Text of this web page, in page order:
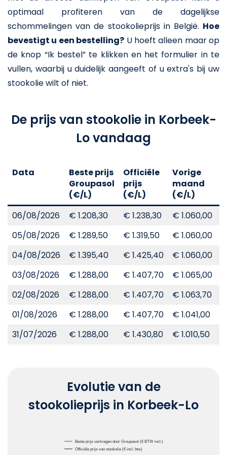
optimaal profiteren van de dagelijkse
schommelingen van de stookolieprijs in België. Hoe
bevestigt u een bestelling? U hoeft alleen maar op
de knop “Ik bestel” te klikken en het formulier in te
vullen, waarbij u duidelijk aangeeft of u extra's bij uw
stookolie wilt of niet.
De prijs van stookolie in Korbeek-
Lo vandaag
Data
Beste prijs
Groupasol
(€/L)
Officiële
prijs
(€/L)
Vorige
maand
(€/L)
06/08/2026
€ 1.208,30 € 1.238,30 € 1.060,00
05/08/2026
€ 1.289,50 € 1.319,50 € 1.060,00
04/08/2026
€ 1.395,40 € 1.425,40 € 1.060,00
03/08/2026
€ 1.288,00 € 1.407,70 € 1.065,00
02/08/2026
€ 1.288,00 € 1.407,70 € 1.063,70
01/08/2026
€ 1.288,00 € 1.407,70 € 1.041,00
31/07/2026
€ 1.288,00 € 1.430,80 € 1.010,50
Evolutie van de
stookolieprijs in Korbeek-Lo
Beste prijs verkregen door Groupasol (€ BTW incl.)
Officiële prijs van stookolie (€ incl. btw)